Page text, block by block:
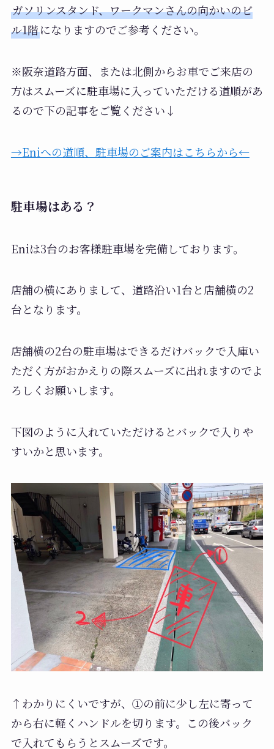
ガソリンスタンド、ワークマンさんの向かいのビ
ル1階になりますのでご参考ください。
※阪奈道路方面、または北側からお車でご来店の
方はスムーズに駐車場に入っていただける道順があ
るので下の記事をご覧ください↓
→Eniへの道順、駐車場のご案内はこちらから←
駐車場はある？
Eniは3台のお客様駐車場を完備しております。
店舗の横にありまして、道路沿い1台と店舗横の2
台となります。
店舗横の2台の駐車場はできるだけバックで入庫い
ただく方がおかえりの際スムーズに出れますのでよ
ろしくお願いします。
下図のように入れていただけるとバックで入りや
すいかと思います。
↑わかりにくいですが、①の前に少し左に寄って
から右に軽くハンドルを切ります。この後バック
で入れてもらうとスムーズです。